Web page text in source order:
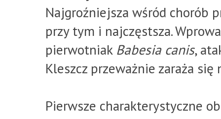
Najgroźniejsza wśród chorób
przy tym i najczęstsza.
pierwotniak Babesia canis,
Kleszcz przeważnie zaraża
Pierwsze charakterystyczne